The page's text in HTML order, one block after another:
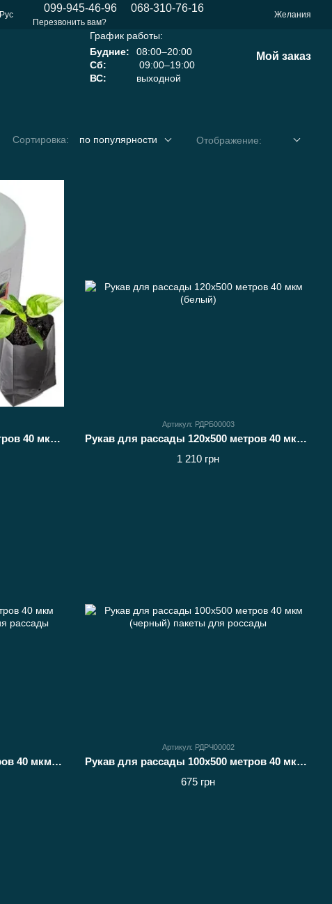
Рус
099-945-46-96 068-310-76-16
Перезвонить вам?
Желания
График работы:
Будние:
08:00–20:00
Сб:
09:00–19:00
ВС:
выходной
Мой заказ
Сортировка: по популярности Отображение:
Рукав для рассады 100х500 метров 40 мкм (белый) пакеты для рассады
Артикул: РДРБ00003
Рукав для рассады 120х500 метров 40 мкм (белый)
1 210 грн
Пакет для рассады 80х500 метров 40 мкм (черный) рукав для виращивания рассады
Артикул: РДРЧ00002
Рукав для рассады 100х500 метров 40 мкм (черный) пакеты для россады
675 грн